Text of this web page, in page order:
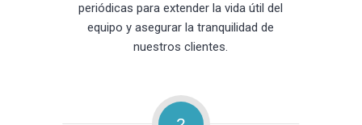
periódicas para extender la vida útil del
equipo y asegurar la tranquilidad de
nuestros clientes.